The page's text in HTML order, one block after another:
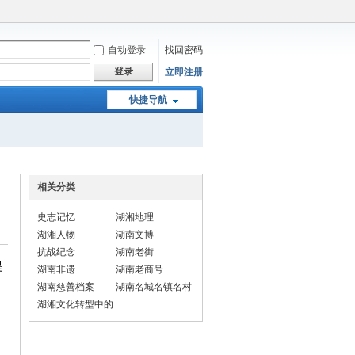
自动登录
找回密码
登录 立即注册
快捷导航
相关分类
史志记忆
湖湘地理
湖湘人物
湖南文博
抗战纪念
湖南老街
湖南非遗
湖南老商号
湖南慈善档案
湖南名城名镇名村
湖湘文化转型中的
民俗